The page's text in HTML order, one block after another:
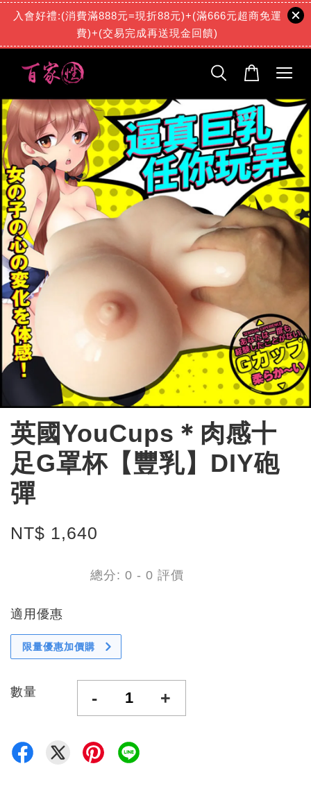
入會好禮:(消費滿888元=現折88元)+(滿666元超商免運
費)+(交易完成再送現金回饋)
英國YouCups＊肉感十
足G罩杯【豐乳】DIY砲
彈
NT$ 1,640
總分: 0 - 0 評價
適用優惠
限量優惠加價購
數量 - +